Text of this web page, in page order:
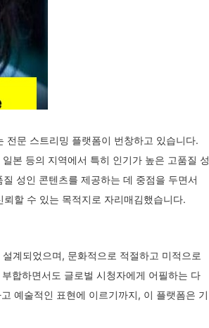
전문 스트리밍 플랫폼이 번창하고 있습니다.
본 등의 지역에서 특히 인기가 높은 고품질 성
성인 콘텐츠를 제공하는 데 중점을 두면서
할 수 있는 목적지로 자리매김했습니다.
계되었으며, 문화적으로 적절하고 미적으로
합하면서도 글로벌 시청자에게 어필하는 다
예술적인 표현에 이르기까지, 이 플랫폼은 기